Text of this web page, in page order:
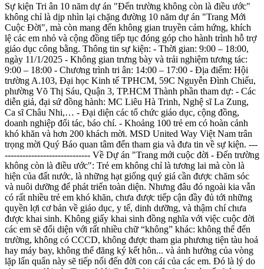
Sự kiện Tri ân 10 năm dự án "Đến trường không còn là điều ước"
không chỉ là dịp nhìn lại chặng đường 10 năm dự án "Trang Mới
Cuộc Đời", mà còn mang đến không gian truyền cảm hứng, khích
lệ các em nhỏ và cộng đồng tiếp tục đóng góp cho hành trình hỗ trợ
giáo dục công bằng. Thông tin sự kiện: - Thời gian: 9:00 – 18:00,
ngày 11/1/2025 - Không gian trưng bày và trải nghiệm tương tác:
9:00 – 18:00 - Chương trình tri ân: 14:00 – 17:00 - Địa điểm: Hội
trường A.103, Đại học Kinh tế TPHCM, 59C Nguyễn Đình Chiểu,
phường Võ Thị Sáu, Quận 3, TP.HCM Thành phần tham dự: - Các
diễn giả, đại sứ đồng hành: MC Liêu Hà Trinh, Nghệ sĩ La Zung,
Ca sĩ Châu Nhi,… - Đại diện các tổ chức giáo dục, cộng đồng,
doanh nghiệp đối tác, báo chí. - Khoảng 100 trẻ em có hoàn cảnh
khó khăn và hơn 200 khách mời. MSD United Way Việt Nam trân
trọng mời Quý Báo quan tâm đến tham gia và đưa tin về sự kiện. ---
----------------------------- Về Dự án "Trang mới cuộc đời - Đến trường
không còn là điều ước": Trẻ em không chỉ là tương lai mà còn là
hiện của đất nước, là những hạt giống quý giá cần được chăm sóc
và nuôi dưỡng để phát triển toàn diện. Nhưng đâu đó ngoài kia vẫn
có rất nhiều trẻ em khó khăn, chưa được tiếp cận đầy đủ tới những
quyền lợi cơ bản về giáo dục, y tế, dinh dưỡng, và thậm chí chưa
được khai sinh. Không giấy khai sinh đồng nghĩa với việc cuộc đời
các em sẽ đối diện với rất nhiều chữ “không” khác: không thể đến
trường, không có CCCD, không được tham gia phương tiện tàu hoả
hay máy bay, không thể đăng ký kết hôn... và ảnh hưởng của vòng
lặp lẩn quẩn này sẽ tiếp nối đến đời con cái của các em. Đó là lý do